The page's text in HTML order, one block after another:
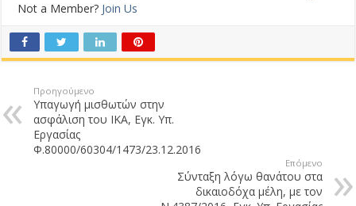
Not a Member? Join Us
Προηγούμενο
Υπαγωγή μισθωτών στην
ασφάλιση του ΙΚΑ, Εγκ. Υπ.
Εργασίας
Φ.80000/60304/1473/23.12.2016
Επόμενο
Σύνταξη λόγω θανάτου στα
δικαιοδόχα μέλη, με τον